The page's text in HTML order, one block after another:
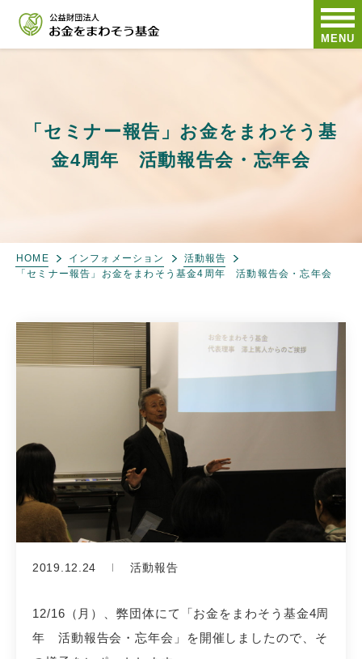
MENU
「セミナー報告」お金をまわそう基
金4周年 活動報告会・忘年会
HOME インフォメーション
活動報告
「セミナー報告」お金をまわそう基金4周年 活動報告会・忘年会
2019.12.24 活動報告
12/16（月）、弊団体にて「お金をまわそう基金4周
年 活動報告会・忘年会」を開催しましたので、そ